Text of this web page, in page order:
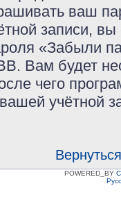
ваш
записи,
«Забыли
Вам будет
чего
учётной
POWERED_BY